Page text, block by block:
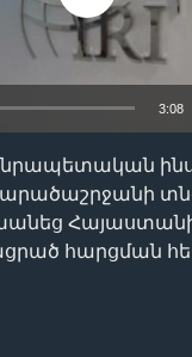
3:08
Հայաստանի
հարցման